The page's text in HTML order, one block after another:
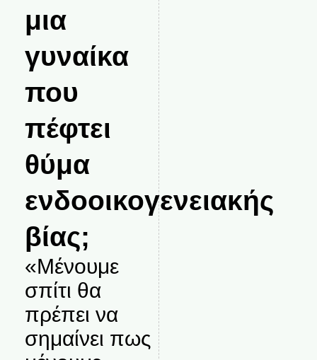
μια
γυναίκα
που
πέφτει
θύμα
ενδοοικογενειακής
βίας;
«Μένουμε
σπίτι θα
πρέπει να
σημαίνει πως